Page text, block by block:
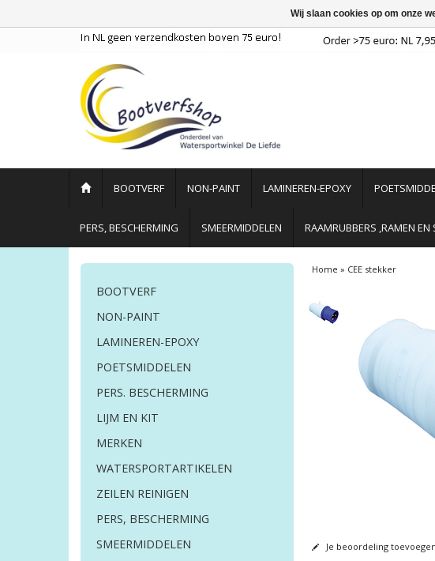
BOOTVERF NON-PAINT LAMINEREN-EPOXY
PERS, BESCHERMING SMEERMIDDELEN RAAMRUBBERS ,RAMEN EN
BOOTVERF
NON-PAINT
LAMINEREN-EPOXY
POETSMIDDELEN
PERS. BESCHERMING
LIJM EN KIT
MERKEN
WATERSPORTARTIKELEN
ZEILEN REINIGEN
PERS, BESCHERMING
SMEERMIDDELEN
Home » CEE stekker
Je beoordeling toevoegen
Wij slaan cookies op om onze